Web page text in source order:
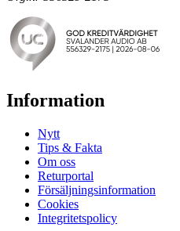
Information
Nytt
Tips & Fakta
Om oss
Returportal
Försäljningsinformation
Cookies
Integritetspolicy